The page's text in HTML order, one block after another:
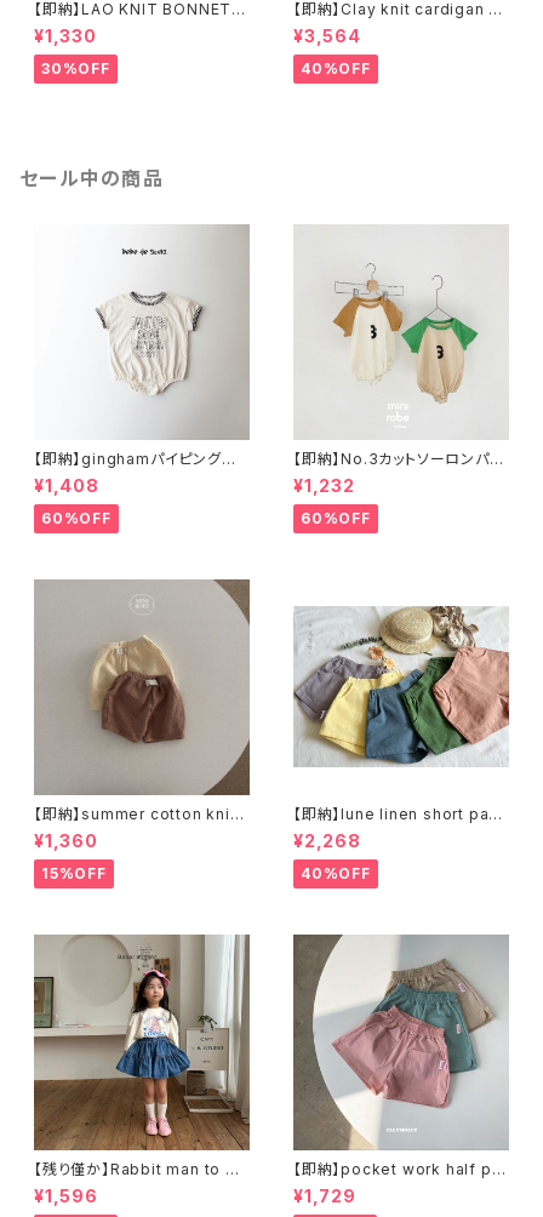
【即納】LAO KNIT BONNET
ニット帽
¥1,330
30%OFF
【即納】Clay knit cardigan ニ
ットカーディガン
¥3,564
40%OFF
セール中の商品
【即納】ginghamパイピングロ
ンパース
¥1,408
60%OFF
【即納】No.3カットソーロンパー
ス
¥1,232
60%OFF
【即納】summer cotton knit
pants ショートパンツ ブルマ
¥1,360
15%OFF
【即納】lune linen short pant
s リネンショートパンツ
¥2,268
40%OFF
【残り僅か】Rabbit man to ma
n ラビットスウェットT
¥1,596
【即納】pocket work half pa
nts ワークハーフパンツ
¥1,729